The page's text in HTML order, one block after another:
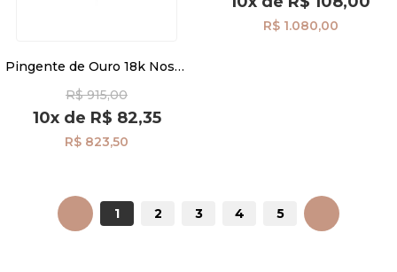
Pingente de Ouro 18k Nossa
Pendurada pi24471
R$ 915,00
10xde R$ 82,35
R$ 823,50
R$ 1.080,00
ANTERIOR 1 2 3 4 5PRÓXIMO